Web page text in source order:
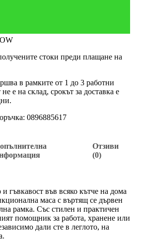
стоки преди плащане на
в рамките от 1 до 3 работни
е на склад, срокът за доставка е
0896885617
Отзиви
(0)
гъвкавост във всяко кътче на дома
маса с въртящ се дървен
рамка. Със стилен и практичен
помощник за работа, хранене или
дали сте в леглото, на